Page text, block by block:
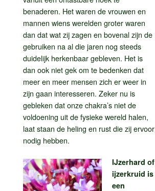
benaderen. Het waren de vrouwen en
mannen wiens werelden groter waren
dan dat wat zij zagen en bovenal zijn de
gebruiken na al die jaren nog steeds
duidelijk herkenbaar gebleven. Het is
dan ook niet gek om te bedenken dat
meer en meer mensen zich er weer in
zijn gaan interesseren. Zeker nu is
gebleken dat onze chakra’s niet de
voldoening uit de fysieke wereld halen,
laat staan de heling en rust die zij ervoor
nodig hebben.
IJzerhard of
ijzerkruid is
een